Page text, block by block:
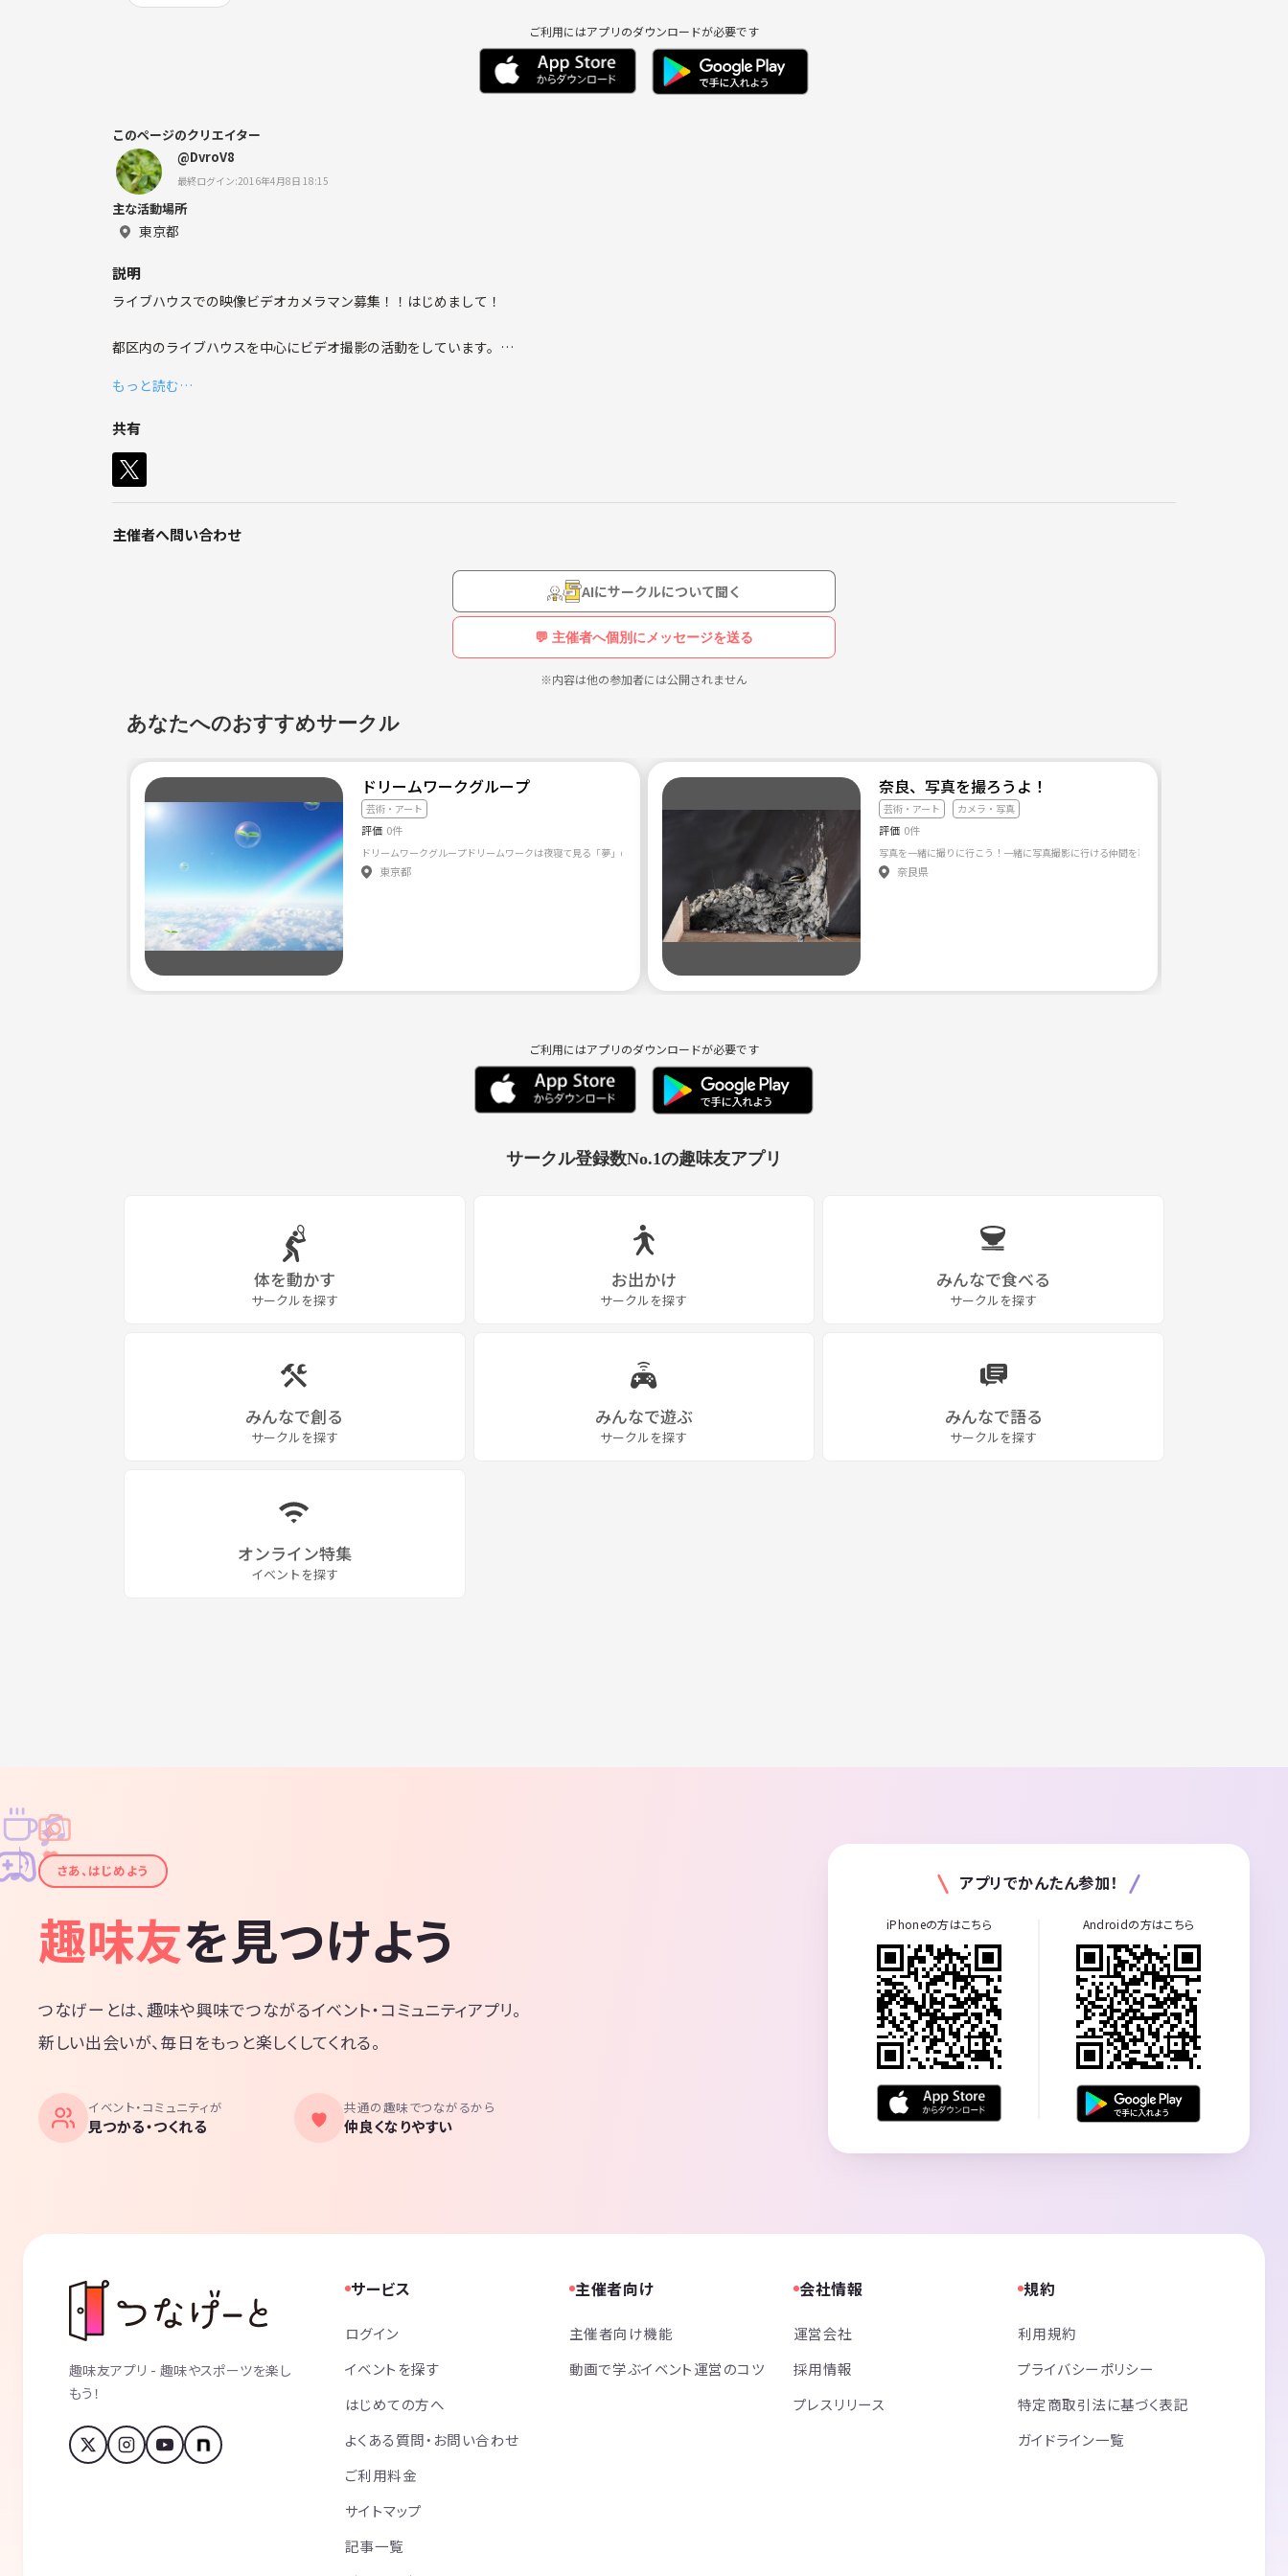
ご利用にはアプリのダウンロードが必要です
このページのクリエイター
@DvroV8
最終ログイン:2016年4月8日 18:15
主な活動場所
東京都
説明
ライブハウスでの映像ビデオカメラマン募集！！はじめまして！
都区内のライブハウスを中心にビデオ撮影の活動をしています。
アマチュア現場ですが、お手伝いしてくれるスタッフを常時募集です。
【応募条件】
1、ビデオカメラを持っている（業務・民生機のどちらでも可）
2、東京都内のライブハウスに来れる方
初回から３現場目までは無償報酬（交通費はあり）でお願いします。
もっと読む…
共有
主催者へ問い合わせ
AIにサークルについて聞く
💬 主催者へ個別にメッセージを送る
※内容は他の参加者には公開されません
あなたへのおすすめサークル
ドリームワークグループ
芸術・アート
評価 0件
ドリームワークグループドリームワークは夜寝て見る「夢」の内容をグループでシェアし、それぞれの人にあったやり方で語り、表現するグループワークです。 夢の内容をシェアすることで、気づきを促し表
東京都
奈良、写真を撮ろうよ！
芸術・アート カメラ・写真
評価 0件
奈良県
ご利用にはアプリのダウンロードが必要です
サークル登録数No.1の趣味友アプリ
体を動かす
サークルを探す
お出かけ
サークルを探す
みんなで食べる
サークルを探す
みんなで創る
サークルを探す
みんなで遊ぶ
サークルを探す
みんなで語る
サークルを探す
オンライン特集
イベントを探す
✦
✦
✧
✧
♪
♫
さあ、はじめよう
趣味友を見つけよう
つなげーとは、趣味や興味でつながるイベント・コミュニティアプリ。
新しい出会いが、毎日をもっと楽しくしてくれる。
イベント・コミュニティが
見つかる・つくれる
共通の趣味でつながるから
仲良くなりやすい
アプリでかんたん参加！
iPhoneの方はこちら Androidの方はこちら
趣味友アプリ - 趣味やスポーツを楽し
もう！
サービス
ログイン
イベントを探す
はじめての方へ
よくある質問・お問い合わせ
ご利用料金
サイトマップ
記事一覧
主催者向け
主催者向け機能
動画で学ぶイベント運営のコツ
会社情報
運営会社
採用情報
プレスリリース
規約
利用規約
プライバシーポリシー
特定商取引法に基づく表記
ガイドライン一覧